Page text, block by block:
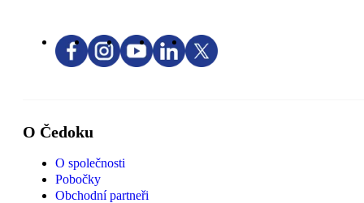
O Čedoku
O společnosti
Pobočky
Obchodní partneři